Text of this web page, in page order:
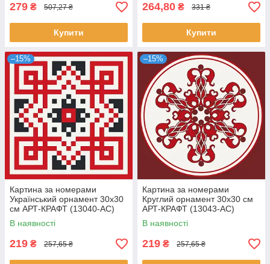
279 ₴ 507,27 ₴
Купити
264,80 ₴ 331 ₴
Купити
–15%
Картина за номерами
Український орнамент 30х30
см АРТ-КРАФТ (13040-AC)
В наявності
219 ₴ 257,65 ₴
–15%
Картина за номерами
Круглий орнамент 30х30 см
АРТ-КРАФТ (13043-AC)
В наявності
219 ₴ 257,65 ₴